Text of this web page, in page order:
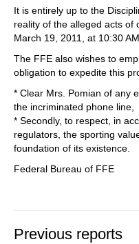
It is entirely up to the
reality of the alleged acts of
March 19, 2011, at 10:30
The FFE also wishes to
obligation to expedite this
* Clear Mrs. Pomian of any
the incriminated phone line,
* Secondly, to respect, in
regulators, the sporting
foundation of its existence.
Federal Bureau of FFE
Previous reports